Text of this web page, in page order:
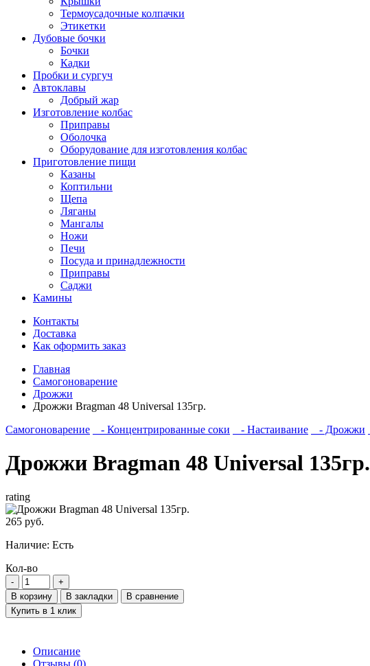
Термоусадочные колпачки
Этикетки
Дубовые бочки
Бочки
Кадки
Пробки и сургуч
Автоклавы
Добрый жар
Изготовление колбас
Приправы
Оболочка
Оборудование для изготовления колбас
Приготовление пищи
Казаны
Коптильни
Щепа
Ляганы
Мангалы
Ножи
Печи
Посуда и принадлежности
Приправы
Саджи
Камины
Контакты
Доставка
Как оформить заказ
Главная
Самогоноварение
Дрожжи
Дрожжи Bragman 48 Universal 135гр.
Самогоноварение
- Концентрированные соки - Настаивание - Дрожжи
Дрожжи Bragman 48 Universal 135гр.
rating
265 руб.
Наличие: Есть
Кол-во
В корзину В закладки
В сравнение
Купить в 1 клик
Описание
Отзывы (0)